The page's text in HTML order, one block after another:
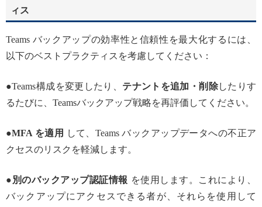
ィス
Teams バックアップの効率性と信頼性を最大化するには、
以下のベストプラクティスを考慮してください：
●Teams構成を変更したり、 テナントを追加・削除したりす
るたびに、Teamsバックアップ戦略を再評価してください。
●MFA を適用
して、Teams バックアップデータへの不正ア
クセスのリスクを軽減します。
● 別のバックアップ認証情報 を使用します。これにより、
バックアップにアクセスできる者が、それらを使用して